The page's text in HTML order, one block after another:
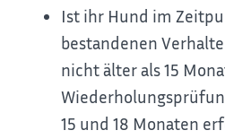
Ist ihr Hund im
bestandenen
nicht älter als 15
15 und 18 Monaten